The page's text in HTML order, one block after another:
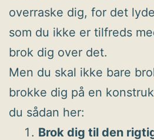
overraske dig, for det
som du ikke er tilfreds
brok dig over det.
Men du skal ikke bare
brokke dig på en
du sådan her:
Brok dig til den